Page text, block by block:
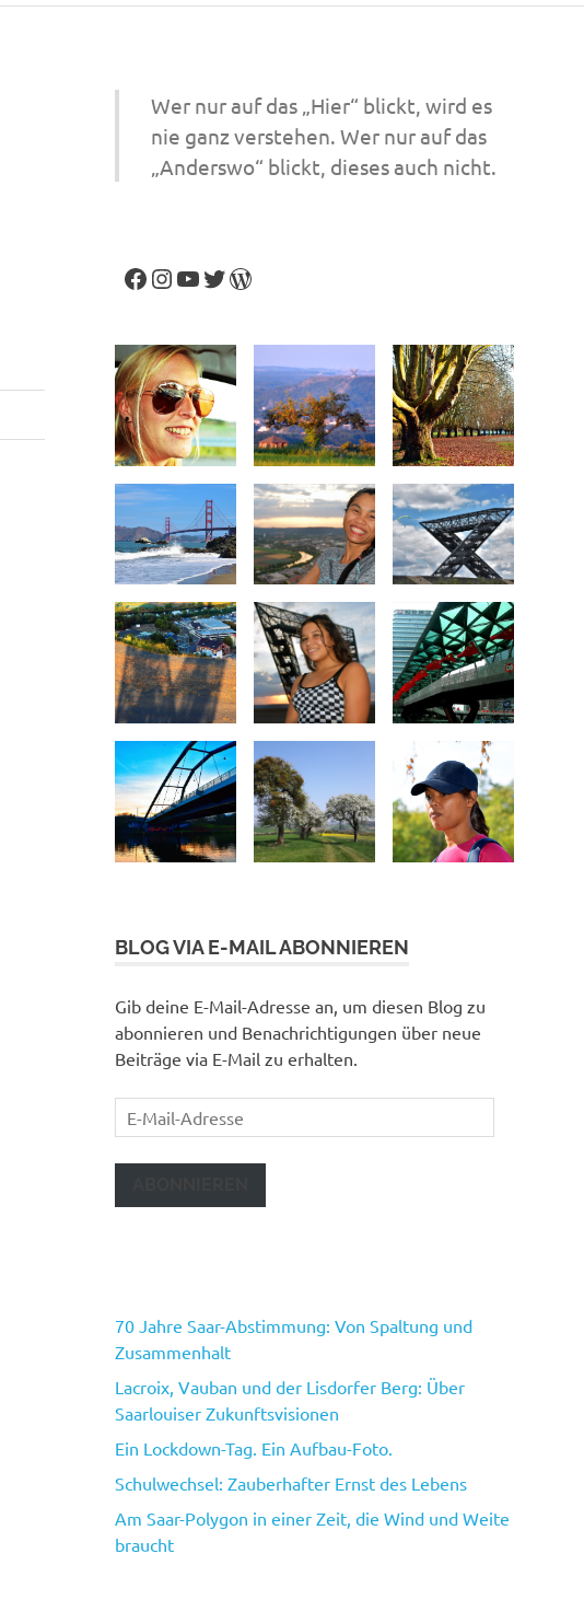
Wer nur auf das „Hier“ blickt, wird es
nie ganz verstehen. Wer nur auf das
„Anderswo“ blickt, dieses auch nicht.
Facebook
Instagram
YouTube
Twitter
WordPress
BLOG VIA E-MAIL ABONNIEREN
Gib deine E-Mail-Adresse an, um diesen Blog zu
abonnieren und Benachrichtigungen über neue
Beiträge via E-Mail zu erhalten.
E-
Mail-
Adresse
70 Jahre Saar-Abstimmung: Von Spaltung und
Zusammenhalt
Lacroix, Vauban und der Lisdorfer Berg: Über
Saarlouiser Zukunftsvisionen
Ein Lockdown-Tag. Ein Aufbau-Foto.
Schulwechsel: Zauberhafter Ernst des Lebens
Am Saar-Polygon in einer Zeit, die Wind und Weite
braucht